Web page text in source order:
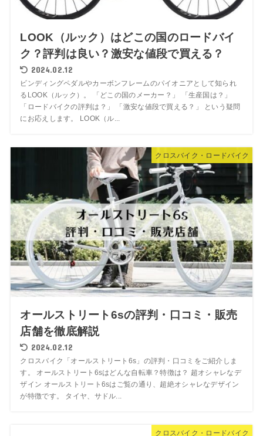
LOOK（ルック）はどこの国のロードバイ
ク？評判は良い？激安な値段で買える？
2024.02.12
ビンディングペダルやカーボンフレームのパイオニアとして知られ
るLOOK（ルック）。 「どこの国のメーカー？」 「生産国は？」
「ロードバイクの評判は？」 「激安な値段で買える？」 という疑問
にお応えします。 LOOK（ル...
クロスバイク・ロードバイク
オールストリート6sの評判・口コミ・販売
店舗を徹底解説
2024.02.12
クロスバイク「オールストリート6s」の評判・口コミをご紹介しま
す。 オールストリート6sはどんな自転車？特徴は？ 超オシャレなデ
ザイン オールストリート6sはご覧の通り、超絶オシャレなデザイン
が特徴です。 タイヤ、サドル...
クロスバイク・ロードバイク